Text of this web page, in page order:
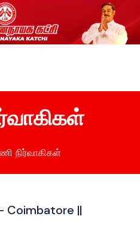
நிர்வாகிகள்
Coimbatore ||